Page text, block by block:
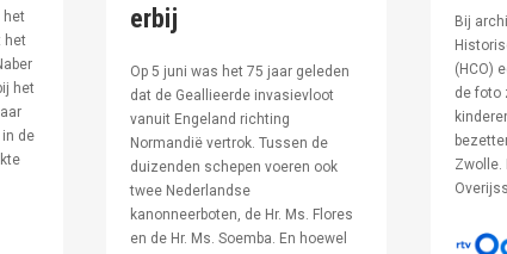
het
het
het
de
erbij
Op 5 juni was het 75 jaar geleden
dat de Geallieerde invasievloot
vanuit Engeland richting
Normandië vertrok. Tussen de
duizenden schepen voeren ook
twee Nederlandse
kanonneerboten, de Hr. Ms. Flores
en de Hr. Ms. Soemba. En hoewel
Bij
(HCO)
de foto
Zwolle.